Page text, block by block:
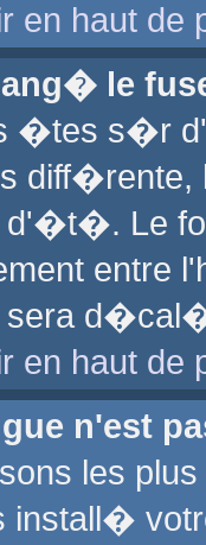
en haut de
le
�tes s�r
diff�rente,
d'�t�. Le
entre
sera
en haut de
n'est
les
install�